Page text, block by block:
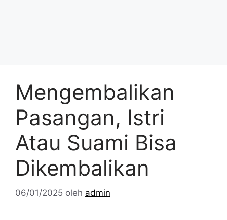
Mengembalikan
Pasangan, Istri
Atau Suami Bisa
Dikembalikan
06/01/2025 oleh admin